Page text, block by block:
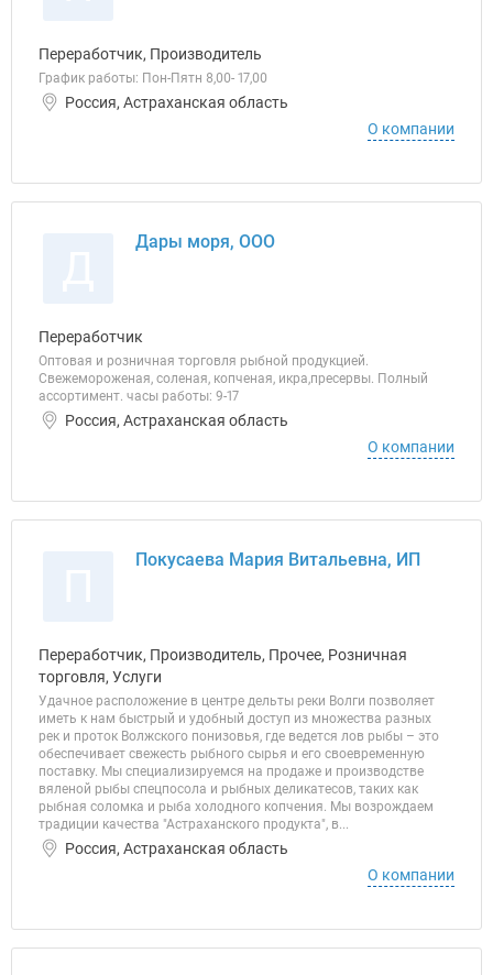
Переработчик, Производитель
График работы: Пон-Пятн 8,00- 17,00
Россия, Астраханская область
О компании
Дары моря, ООО
Переработчик
Оптовая и розничная торговля рыбной продукцией.
Свежемороженая, соленая, копченая, икра,пресервы. Полный
ассортимент. часы работы: 9-17
Россия, Астраханская область
О компании
Покусаева Мария Витальевна, ИП
Переработчик, Производитель, Прочее, Розничная
торговля, Услуги
Удачное расположение в центре дельты реки Волги позволяет
иметь к нам быстрый и удобный доступ из множества разных
рек и проток Волжского понизовья, где ведется лов рыбы – это
обеспечивает свежесть рыбного сырья и его своевременную
поставку. Мы специализируемся на продаже и производстве
вяленой рыбы спецпосола и рыбных деликатесов, таких как
рыбная соломка и рыба холодного копчения. Мы возрождаем
традиции качества "Астраханского продукта", в...
Россия, Астраханская область
О компании